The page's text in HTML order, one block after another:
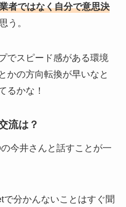
者ではなく自分で意思決
う。
でスピード感がある環境
かの方向転換が早いなと
るかな！
流は？
今井さんと話すことが一
分かんないことはすぐ聞